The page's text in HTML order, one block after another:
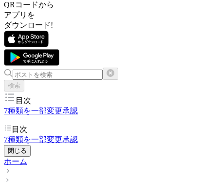
QRコードから
アプリを
ダウンロード!
検索
目次
7種類を一部変更承認
目次
7種類を一部変更承認
閉じる
ホーム